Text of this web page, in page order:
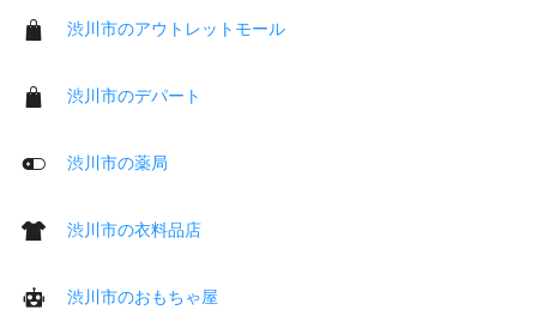
渋川市のアウトレットモール
渋川市のデパート
渋川市の薬局
渋川市の衣料品店
渋川市のおもちゃ屋